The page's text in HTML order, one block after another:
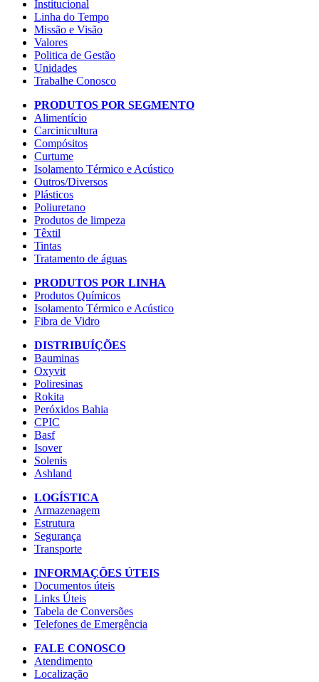
Institucional
Linha do Tempo
Missão e Visão
Valores
Politica de Gestão
Unidades
Trabalhe Conosco
PRODUTOS POR SEGMENTO
Alimentício
Carcinicultura
Compósitos
Curtume
Isolamento Térmico e Acústico
Outros/Diversos
Plásticos
Poliuretano
Produtos de limpeza
Têxtil
Tintas
Tratamento de águas
PRODUTOS POR LINHA
Produtos Químicos
Isolamento Térmico e Acústico
Fibra de Vidro
DISTRIBUÍÇÕES
Bauminas
Oxyvit
Poliresinas
Rokita
Peróxidos Bahia
CPIC
Basf
Isover
Solenis
Ashland
LOGÍSTICA
Armazenagem
Estrutura
Segurança
Transporte
INFORMAÇÕES ÚTEIS
Documentos úteis
Links Úteis
Tabela de Conversões
Telefones de Emergência
FALE CONOSCO
Atendimento
Localização